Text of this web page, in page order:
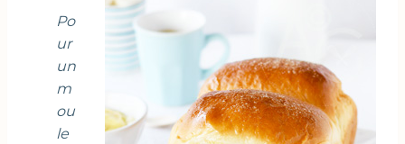
Po
ur
un
m
ou
le